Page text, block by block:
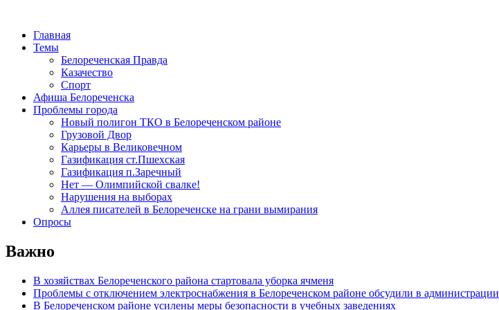
Главная
Темы
Белореченская Правда
Казачество
Спорт
Афиша Белореченска
Проблемы города
Новый полигон ТКО в Белореченском районе
Грузовой Двор
Карьеры в Великовечном
Газификация ст.Пшехская
Газификация п.Заречный
Нет — Олимпийской свалке!
Нарушения на выборах
Аллея писателей в Белореченске на грани вымирания
Опросы
Важно
В хозяйствах Белореченского района стартовала уборка ячменя
Проблемы с отключением электроснабжения в Белореченском районе обсудили в администрации
В Белореченском районе усилены меры безопасности в учебных заведениях